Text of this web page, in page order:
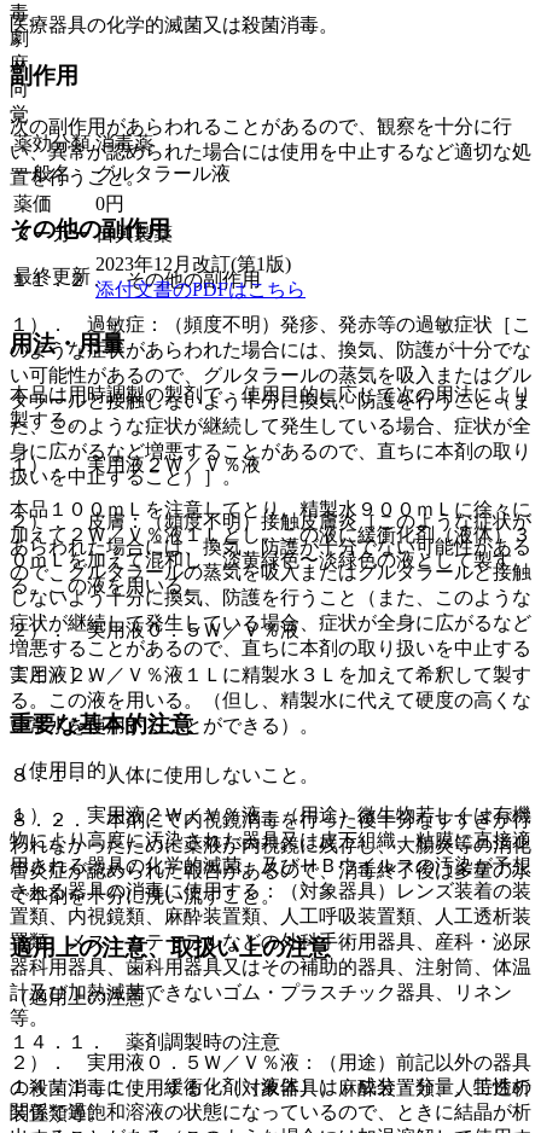
医療器具の化学的滅菌又は殺菌消毒。
副作用
次の副作用があらわれることがあるので、観察を十分に行
い、異常が認められた場合には使用を中止するなど適切な処
置を行うこと。
その他の副作用
１１．２． その他の副作用
１）． 過敏症：（頻度不明）発疹、発赤等の過敏症状［こ
のような症状があらわれた場合には、換気、防護が十分でな
い可能性があるので、グルタラールの蒸気を吸入またはグル
タラールと接触しないよう十分に換気、防護を行うこと（ま
た、このような症状が継続して発生している場合、症状が全
身に広がるなど増悪することがあるので、直ちに本剤の取り
扱いを中止すること）］。
２）． 皮膚：（頻度不明）接触皮膚炎［このような症状が
あらわれた場合には、換気、防護が十分でない可能性がある
ので、グルタラールの蒸気を吸入またはグルタラールと接触
しないよう十分に換気、防護を行うこと（また、このような
症状が継続して発生している場合、症状が全身に広がるなど
増悪することがあるので、直ちに本剤の取り扱いを中止する
こと）］。
重要な基本的注意
８．１． 人体に使用しないこと。
８．２． 本剤にて内視鏡消毒を行った後十分なすすぎが行
われなかったために薬液が内視鏡に残存し、大腸炎等の消化
管炎症が認められた報告があるので、消毒終了後は多量の水
で本剤を十分に洗い流すこと。
適用上の注意、取扱い上の注意
（適用上の注意）
１４．１． 薬剤調製時の注意
１４．１．１． 緩衝化剤（液体）は、成分・分量、特性の
関係で過飽和溶液の状態になっているので、ときに結晶が析
毒
劇
麻
向
覚
薬効分類 消毒薬
一般名
グルタラール液
薬価
0円
メーカー 日興製薬
最終更新
2023年12月改訂(第1版)
添付文書のPDFはこちら
用法・用量
本品は用時調製の製剤で、使用目的に応じて次の用法により
製する。
１）． 実用液２Ｗ／Ｖ％液
本品１００ｍＬを注意してとり、精製水９００ｍＬに徐々に
加えて２Ｗ／Ｖ％液１Ｌとし、この液に緩衝化剤（液体）３
０ｍＬを加えて混和し、淡黄緑色〜淡緑色の液として製す
る。この液を用いる。
２）． 実用液０．５Ｗ／Ｖ％液
実用液２Ｗ／Ｖ％液１Ｌに精製水３Ｌを加えて希釈して製す
る。この液を用いる。（但し、精製水に代えて硬度の高くな
い常水を使用することができる）。
（使用目的）
１）． 実用液２Ｗ／Ｖ％液：（用途）微生物若しくは有機
物により高度に汚染された器具又は皮下組織、粘膜に直接適
用される器具の化学的滅菌、及びＨＢウイルスの汚染が予想
される器具の消毒に使用する：（対象器具）レンズ装着の装
置類、内視鏡類、麻酔装置類、人工呼吸装置類、人工透析装
置類、メス・カテーテルなどの外科手術用器具、産科・泌尿
器科用器具、歯科用器具又はその補助的器具、注射筒、体温
計及び加熱滅菌できないゴム・プラスチック器具、リネン
等。
２）． 実用液０．５Ｗ／Ｖ％液：（用途）前記以外の器具
の殺菌消毒に使用する：（対象器具）麻酔装置類、人工透析
装置類等。